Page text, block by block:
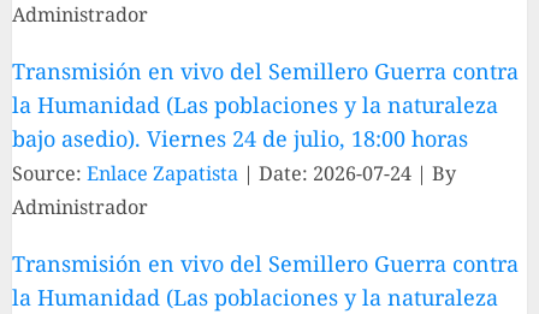
Administrador
Transmisión en vivo del Semillero Guerra contra
la Humanidad (Las poblaciones y la naturaleza
bajo asedio). Viernes 24 de julio, 18:00 horas
Source: Enlace Zapatista Date: 2026-07-24
By
Administrador
Transmisión en vivo del Semillero Guerra contra
la Humanidad (Las poblaciones y la naturaleza